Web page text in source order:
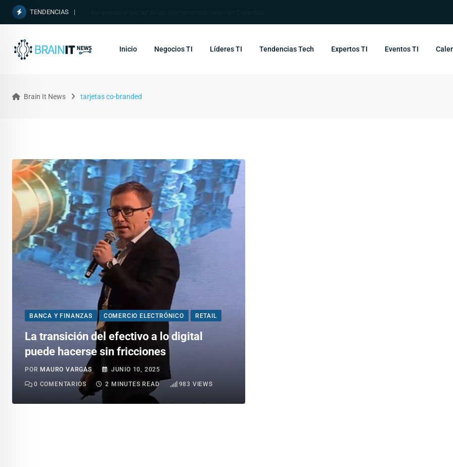
TENDENCIAS
Inicio Negocios TI Líderes TI Tendencias Tech Expertos TI Eventos TI
Brain It News tarjetas co-branded
BANCA Y FINANZAS COMERCIO ELECTRÓNICO RETAIL
La transición del efectivo a lo digital
puede hacerse sin fricciones
POR MAURO VARGAS JUNIO 10, 2025
0 COMENTARIOS 2 MINUTES READ 983 VIEWS